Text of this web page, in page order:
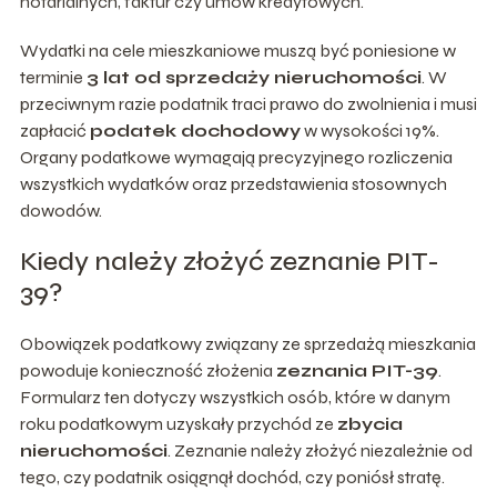
Wydatki na cele mieszkaniowe muszą być poniesione w
terminie 3 lat od sprzedaży nieruchomości. W
przeciwnym razie podatnik traci prawo do zwolnienia i musi
zapłacić podatek dochodowyw wysokości 19%.
Organy podatkowe wymagają precyzyjnego rozliczenia
wszystkich wydatków oraz przedstawienia stosownych
dowodów.
Kiedy należy złożyć zeznanie PIT-
39?
Obowiązek podatkowy związany ze sprzedażą mieszkania
powoduje konieczność złożenia zeznania PIT-39.
Formularz ten dotyczy wszystkich osób, które w danym
roku podatkowym uzyskały przychód ze zbycia
nieruchomości. Zeznanie należy złożyć niezależnie od
tego, czy podatnik osiągnął dochód, czy poniósł stratę.